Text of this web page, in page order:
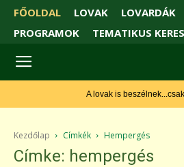
FŐOLDAL LOVAK LOVARDÁK
PROGRAMOK
TEMATIKUS
A lovak is
Kezdőlap Címkék Hempergés
Címke: hempergés